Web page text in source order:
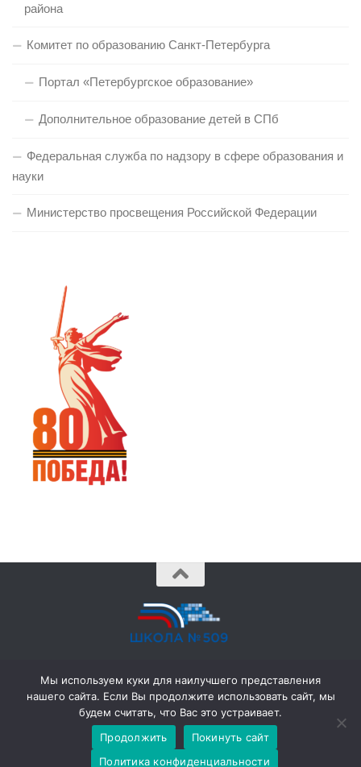
района
Комитет по образованию Санкт-Петербурга
Портал «Петербургское образование»
Дополнительное образование детей в СПб
Федеральная служба по надзору в сфере образования и
науки
Министерство просвещения Российской Федерации
702-38-62 •
198206, Санкт-Петербург, ул. Капитана Грищенко, д. 3 к. 1
Мы используем куки для наилучшего представления
нашего сайта. Если Вы продолжите использовать сайт, мы
будем считать, что Вас это устраивает.
Продолжить
Покинуть сайт
Политика конфиденциальности